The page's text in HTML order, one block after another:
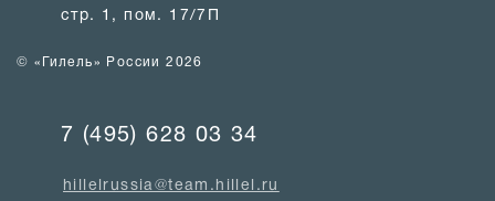
стр. 1, пом. 17/7П
© «Гилель» России 2026
7 (495) 628 03 34
hillelrussia@team.hillel.ru